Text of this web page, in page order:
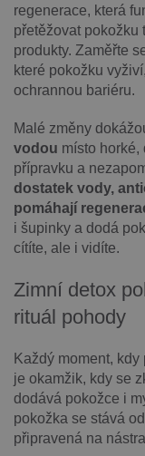
regenerace, která
přetěžovat pokožku
produkty. Zaměřte
které pokožku
ochrannou bariéru.
Malé změny
vodou místo horké,
přípravku a
dostatek vody,
pomáhají
i šupinky a dodá
cítíte, ale i vidíte.
Zimní detox
rituál pohody
Každý moment,
je okamžik, kdy se
dodává pokožce i
pokožka se stává
připravená na